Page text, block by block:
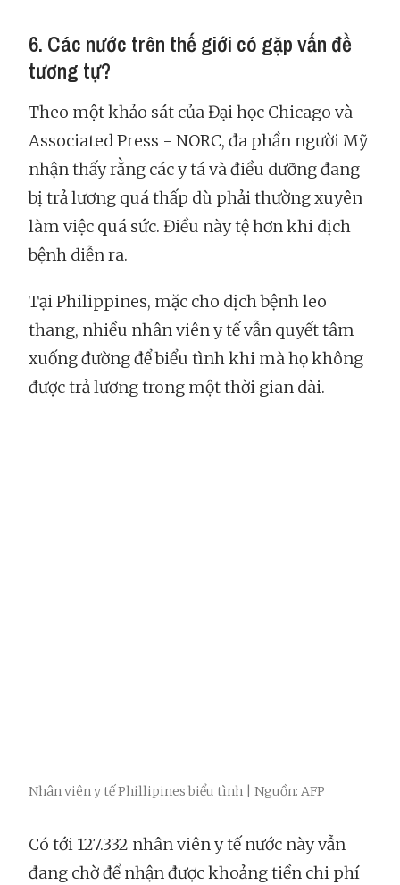
6. Các nước trên thế giới có gặp vấn đề
tương tự?
Theo một khảo sát của Đại học Chicago và
Associated Press - NORC, đa phần người Mỹ
nhận thấy rằng các y tá và điều dưỡng đang
bị trả lương quá thấp dù phải thường xuyên
làm việc quá sức. Điều này tệ hơn khi dịch
bệnh diễn ra.
Tại Philippines, mặc cho dịch bệnh leo
thang, nhiều nhân viên y tế vẫn quyết tâm
xuống đường để biểu tình khi mà họ không
được trả lương trong một thời gian dài.
Nhân viên y tế Phillipines biểu tình | Nguồn: AFP
Có tới 127.332 nhân viên y tế nước này vẫn
đang chờ để nhận được khoảng tiền chi phí